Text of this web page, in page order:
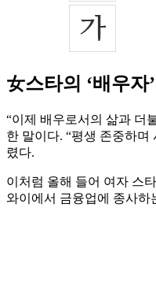
女스타의 ‘배우자
“이제 배우로서의 삶과 더
한 말이다. “평생 존중하며
렸다.
이처럼 올해 들어 여자 스
와이에서 금융업에 종사하